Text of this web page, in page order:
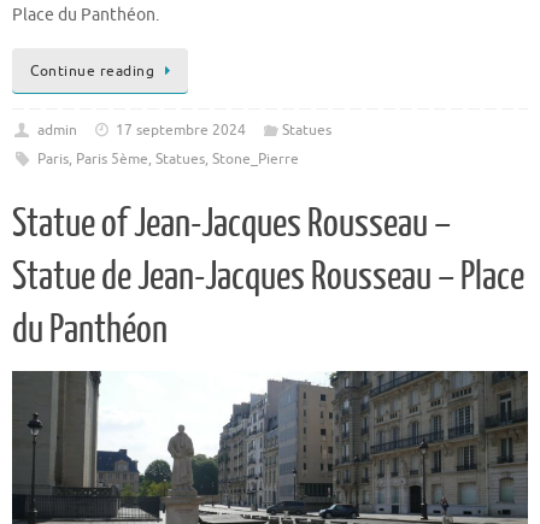
Place du Panthéon.
Continue reading
admin 17 septembre 2024
Statues
Paris, Paris 5ème, Statues, Stone_Pierre
Statue of Jean-Jacques Rousseau –
Statue de Jean-Jacques Rousseau – Place
du Panthéon